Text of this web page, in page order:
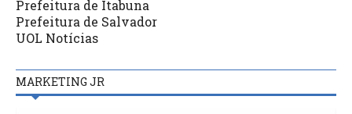
Prefeitura de Itabuna
Prefeitura de Salvador
UOL Notícias
MARKETING JR